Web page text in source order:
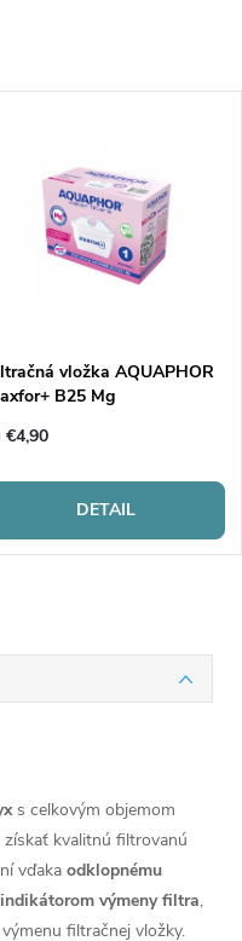
s celkovým objemom
kvalitnú filtrovanú
vďaka odklopnému
indikátorom výmeny filtra,
filtračnej vložky.
vložka AQUAPHOR
B25 Mg
€4,90
DETAIL